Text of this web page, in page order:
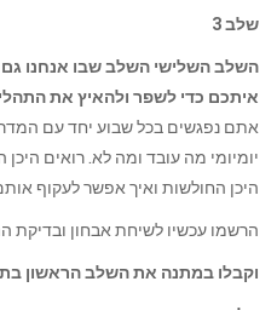
שלב 3
השלב השלישי השלב שבו אנחנו גם
איתכם כדי לשפר ולהאיץ את
אתם נפגשים בכל שבוע יחד עם
יומיומי מה עובד ומה לא. רואים
היכן החולשות ואיך אפשר לעקוף
הרשמו עכשיו לשיחת אבחון ובדיקת
וקבלו במתנה את השלב הראשון